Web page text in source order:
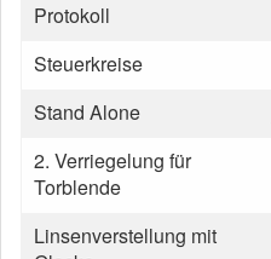
Protokoll
Steuerkreise
Stand Alone
2. Verriegelung für
Torblende
Linsenverstellung mit